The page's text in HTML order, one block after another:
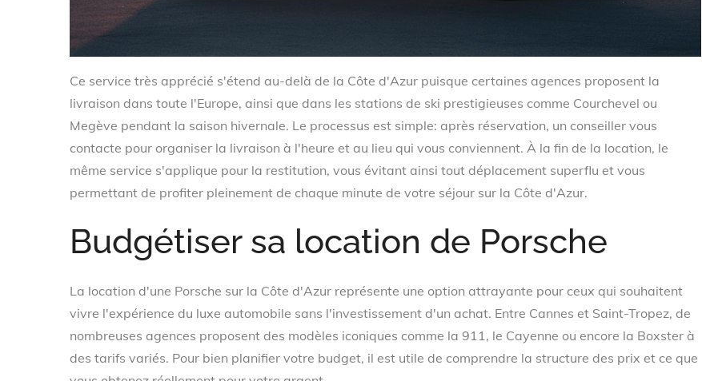
Ce service très apprécié s'étend au-delà de la Côte d'Azur puisque certaines agences proposent la
livraison dans toute l'Europe, ainsi que dans les stations de ski prestigieuses comme Courchevel ou
Megève pendant la saison hivernale. Le processus est simple: après réservation, un conseiller vous
contacte pour organiser la livraison à l'heure et au lieu qui vous conviennent. À la fin de la location, le
même service s'applique pour la restitution, vous évitant ainsi tout déplacement superflu et vous
permettant de profiter pleinement de chaque minute de votre séjour sur la Côte d'Azur.
Budgétiser sa location de Porsche
La location d'une Porsche sur la Côte d'Azur représente une option attrayante pour ceux qui souhaitent
vivre l'expérience du luxe automobile sans l'investissement d'un achat. Entre Cannes et Saint-Tropez, de
nombreuses agences proposent des modèles iconiques comme la 911, le Cayenne ou encore la Boxster à
des tarifs variés. Pour bien planifier votre budget, il est utile de comprendre la structure des prix et ce que